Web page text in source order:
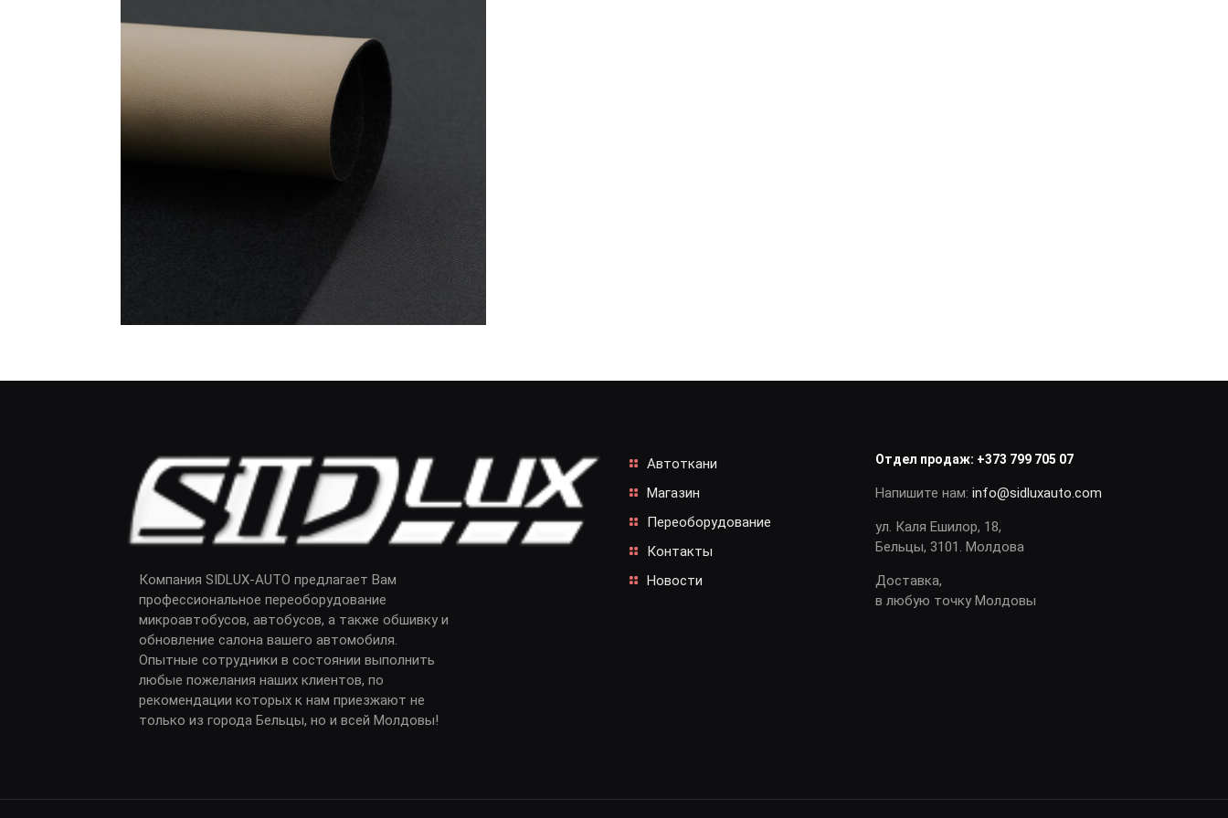
Компания SIDLUX-AUTO предлагает Вам
профессиональное переоборудование
микроавтобусов, автобусов, а также обшивку и
обновление салона вашего автомобиля.
Опытные сотрудники в состоянии выполнить
любые пожелания наших клиентов, по
рекомендации которых к нам приезжают не
только из города Бельцы, но и всей Молдовы!
Автоткани
Магазин
Переоборудование
Контакты
Новости
Отдел продаж: +373 799 705 07
Напишите нам:info@sidluxauto.com
ул. Каля Ешилор, 18,
Бельцы, 3101. Молдова
Доставка,
в любую точку Молдовы